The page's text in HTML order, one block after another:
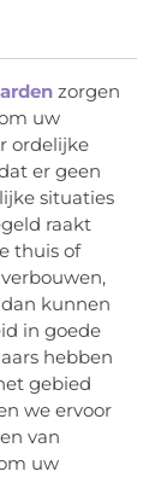
zorgen
uw
ordelijke
er geen
situaties
raakt
thuis of
kunnen
in goede
hebben
gebied
we ervoor
van
uw